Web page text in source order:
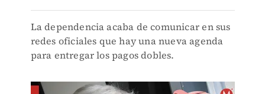
La dependencia acaba de comunicar en sus
redes oficiales que hay una nueva agenda
para entregar los pagos dobles.